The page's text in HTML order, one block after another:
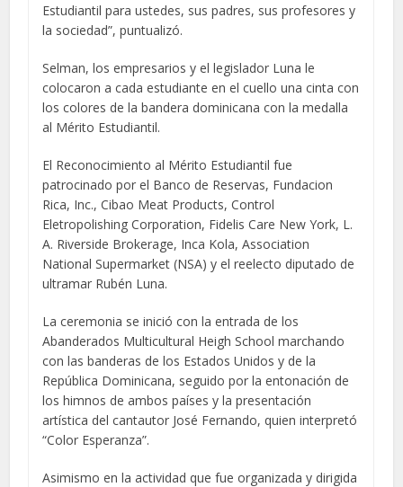
Estudiantil para ustedes, sus padres, sus profesores y
la sociedad”, puntualizó.
Selman, los empresarios y el legislador Luna le
colocaron a cada estudiante en el cuello una cinta con
los colores de la bandera dominicana con la medalla
al Mérito Estudiantil.
El Reconocimiento al Mérito Estudiantil fue
patrocinado por el Banco de Reservas, Fundacion
Rica, Inc., Cibao Meat Products, Control
Eletropolishing Corporation, Fidelis Care New York, L.
A. Riverside Brokerage, Inca Kola, Association
National Supermarket (NSA) y el reelecto diputado de
ultramar Rubén Luna.
La ceremonia se inició con la entrada de los
Abanderados Multicultural Heigh School marchando
con las banderas de los Estados Unidos y de la
República Dominicana, seguido por la entonación de
los himnos de ambos países y la presentación
artística del cantautor José Fernando, quien interpretó
“Color Esperanza”.
Asimismo en la actividad que fue organizada y dirigida